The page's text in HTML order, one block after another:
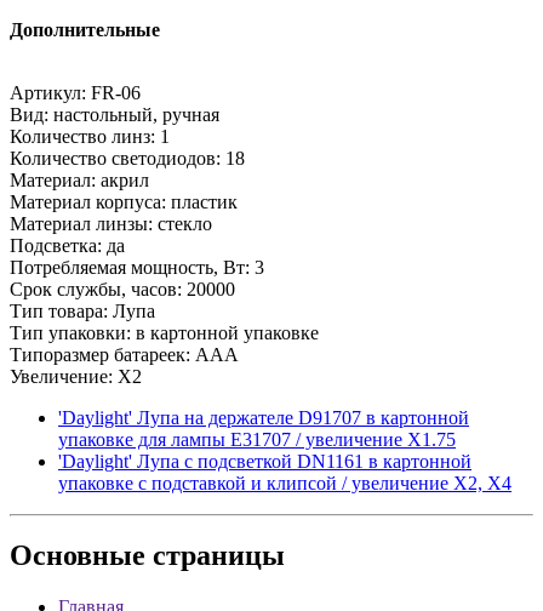
Дополнительные
Артикул: FR-06
Вид: настольный, ручная
Количество линз: 1
Количество светодиодов: 18
Материал: акрил
Материал корпуса: пластик
Материал линзы: стекло
Подсветка: да
Потребляемая мощность, Вт: 3
Срок службы, часов: 20000
Тип товара: Лупа
Тип упаковки: в картонной упаковке
Типоразмер батареек: AAA
Увеличение: X2
'Daylight' Лупа на держателе D91707 в картонной
упаковке для лампы E31707 / увеличение Х1.75
'Daylight' Лупа с подсветкой DN1161 в картонной
упаковке с подставкой и клипсой / увеличение Х2, Х4
Основные страницы